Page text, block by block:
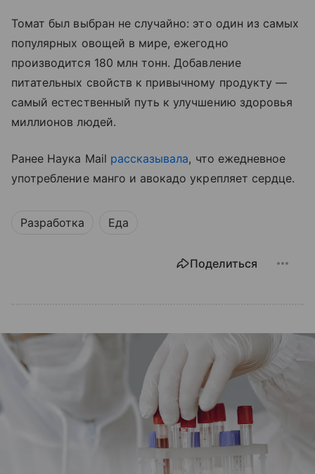
Томат был выбран не случайно: это один из самых
популярных овощей в мире, ежегодно
производится 180 млн тонн. Добавление
питательных свойств к привычному продукту —
самый естественный путь к улучшению здоровья
миллионов людей.
Ранее Наука Mail рассказывала, что ежедневное
употребление манго и авокадо укрепляет сердце.
Разработка Еда
Поделиться